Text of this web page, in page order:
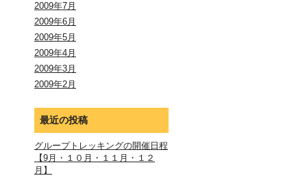
2009年7月
2009年6月
2009年5月
2009年4月
2009年3月
2009年2月
最近の投稿
グループトレッキングの開催日程
【9月・１０月・１１月・１２
月】